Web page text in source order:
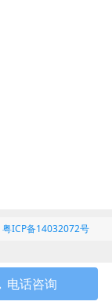
粤ICP备14032072号
电话咨询